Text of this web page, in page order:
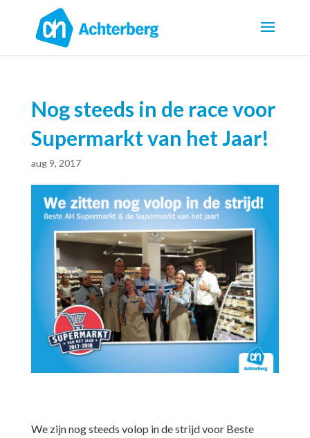
Nog steeds in de race voor
Supermarkt van het Jaar!
aug 9, 2017
We zijn nog steeds volop in de strijd voor Beste